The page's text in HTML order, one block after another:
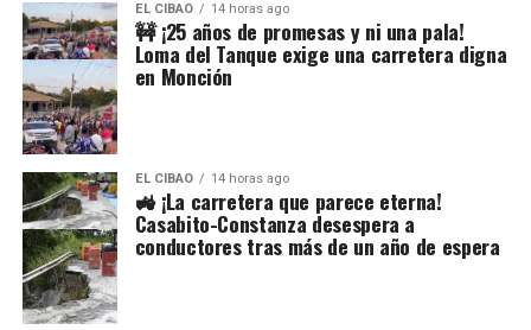
EL CIBAO 14 horas ago
🚧 ¡25 años de promesas y ni una pala!
Loma del Tanque exige una carretera digna
en Monción
EL CIBAO 14 horas ago
🚜 ¡La carretera que parece eterna!
Casabito-Constanza desespera a
conductores tras más de un año de espera